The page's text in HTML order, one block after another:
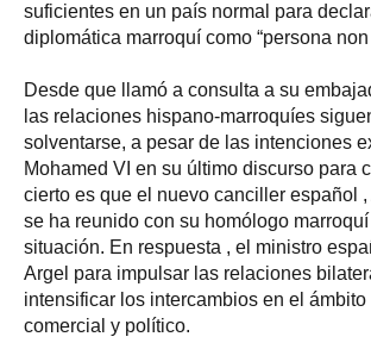
suficientes en un país normal para
diplomática marroquí como “persona non
Desde que llamó a consulta a su
las relaciones hispano-marroquíes
solventarse, a pesar de las intenciones
Mohamed VI en su último discurso para
cierto es que el nuevo canciller español
se ha reunido con su homólogo
situación. En respuesta , el ministro
Argel para impulsar las relaciones
intensificar los intercambios en el ámbito
comercial y político.